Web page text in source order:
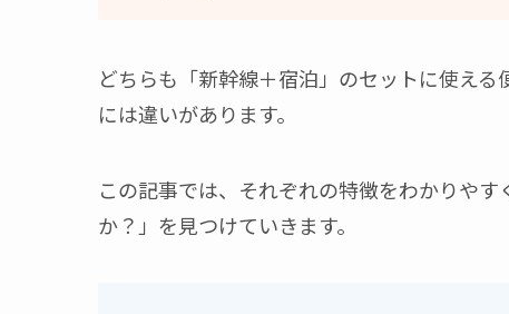
どちらも「新幹線＋宿泊」のセットに使え
には違いがあります。
この記事では、それぞれの特徴をわかりや
か？」を見つけていきます。